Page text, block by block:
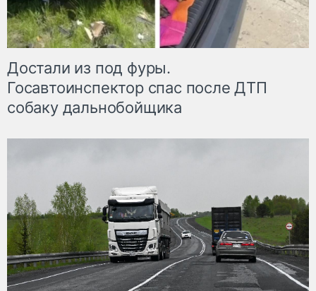
Достали из под фуры.
Госавтоинспектор спас после ДТП
собаку дальнобойщика